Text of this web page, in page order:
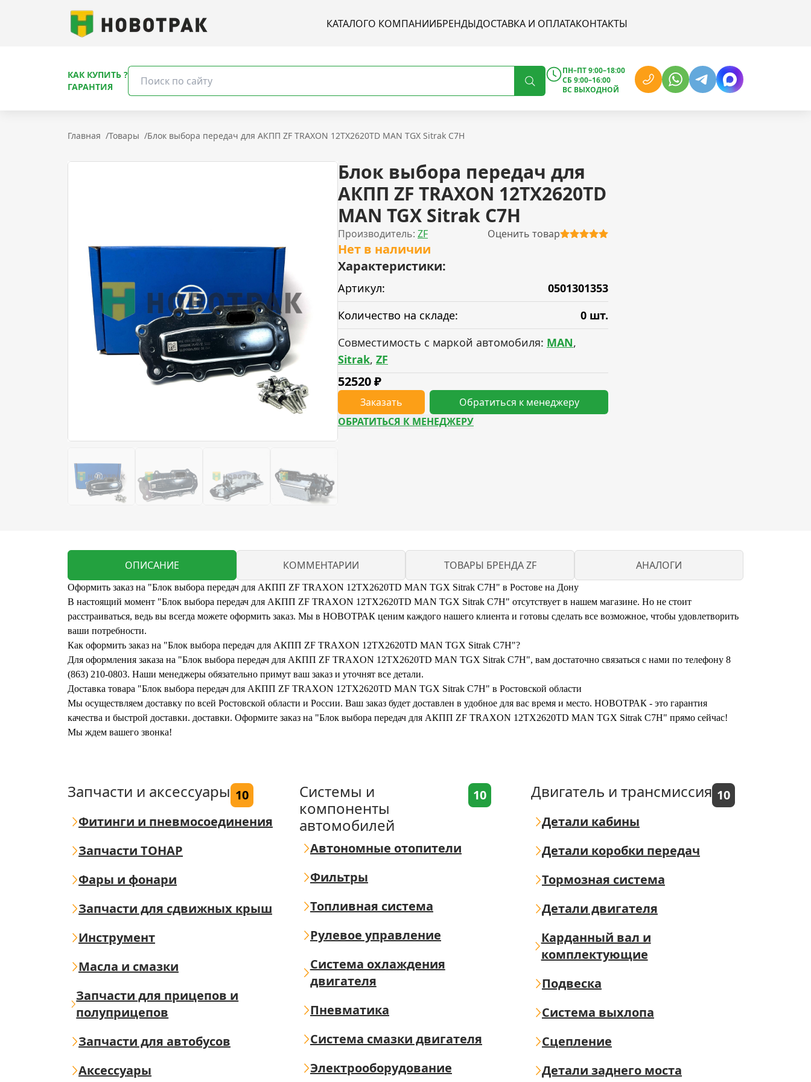
КАТАЛОГО КОМПАНИИБРЕНДЫДОСТАВКА И ОПЛАТАКОНТАКТЫ
КАК КУПИТЬ ?
ГАРАНТИЯ
ПН–ПТ 9:00–18:00
СБ 9:00–16:00
ВС ВЫХОДНОЙ
Главная /Товары /Блок выбора передач для АКПП ZF TRAXON 12TX2620TD MAN TGX Sitrak C7H
Блок выбора передач для
АКПП ZF TRAXON 12TX2620TD
MAN TGX Sitrak C7H
Производитель: ZF Оценить товар
Нет в наличии
Характеристики:
Артикул:
0501301353
Количество на складе:
0 шт.
Совместимость с маркой автомобиля: MAN,
Sitrak, ZF
52520₽
Заказать
Обратиться к менеджеру
ОБРАТИТЬСЯ К МЕНЕДЖЕРУ
ОПИСАНИЕ КОММЕНТАРИИ ТОВАРЫ БРЕНДА ZF АНАЛОГИ
Оформить заказ на "Блок выбора передач для АКПП ZF TRAXON 12TX2620TD MAN TGX Sitrak C7H" в Ростове на Дону
В настоящий момент "Блок выбора передач для АКПП ZF TRAXON 12TX2620TD MAN TGX Sitrak C7H" отсутствует в нашем магазине. Но не стоит
расстраиваться, ведь вы всегда можете оформить заказ. Мы в НОВОТРАК ценим каждого нашего клиента и готовы сделать все возможное, чтобы удовлетворить
ваши потребности.
Как оформить заказ на "Блок выбора передач для АКПП ZF TRAXON 12TX2620TD MAN TGX Sitrak C7H"?
Для оформления заказа на "Блок выбора передач для АКПП ZF TRAXON 12TX2620TD MAN TGX Sitrak C7H", вам достаточно связаться с нами по телефону 8
(863) 210-0803. Наши менеджеры обязательно примут ваш заказ и уточнят все детали.
Доставка товара "Блок выбора передач для АКПП ZF TRAXON 12TX2620TD MAN TGX Sitrak C7H" в Ростовской области
Мы осуществляем доставку по всей Ростовской области и России. Ваш заказ будет доставлен в удобное для вас время и место. НОВОТРАК - это гарантия
качества и быстрой доставки. доставки. Оформите заказ на "Блок выбора передач для АКПП ZF TRAXON 12TX2620TD MAN TGX Sitrak C7H" прямо сейчас!
Мы ждем вашего звонка!
Запчасти и аксессуары 10
Фитинги и пневмосоединения
Запчасти ТОНАР
Фары и фонари
Запчасти для сдвижных крыш
Инструмент
Масла и смазки
Запчасти для прицепов и
полуприцепов
Запчасти для автобусов
Аксессуары
Системы и
компоненты
автомобилей
10
Автономные отопители
Фильтры
Топливная система
Рулевое управление
Система охлаждения
двигателя
Пневматика
Система смазки двигателя
Электрооборудование
Двигатель и трансмиссия 10
Детали кабины
Детали коробки передач
Тормозная система
Детали двигателя
Карданный вал и
комплектующие
Подвеска
Система выхлопа
Сцепление
Детали заднего моста